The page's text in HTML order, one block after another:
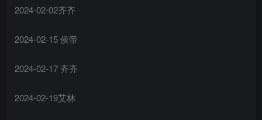
2024-02-02齐齐
2024-02-15 侯帝
2024-02-17 齐齐
2024-02-19艾林